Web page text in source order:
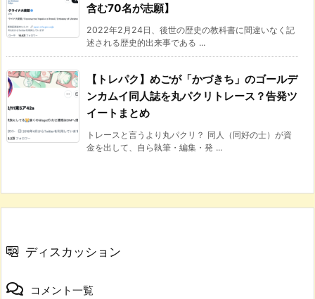
含む70名が志願】
2022年2月24日、後世の歴史の教科書に間違いなく記
述される歴史的出来事である ...
【トレパク】めごが「かづきち」のゴールデ
ンカムイ同人誌を丸パクリトレース？告発ツ
イートまとめ
トレースと言うより丸パクリ？ 同人（同好の士）が資
金を出して、自ら執筆・編集・発 ...
ディスカッション
コメント一覧